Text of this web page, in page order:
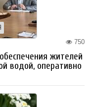
750
жителей
водой, оперативно